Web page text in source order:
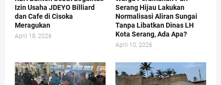
Izin Usaha JDEYO Billiard
dan Cafe di Cisoka
Meragukan
April 18, 2026
Serang Hijau Lakukan
Normalisasi Aliran Sungai
Tanpa Libatkan Dinas LH
Kota Serang, Ada Apa?
April 10, 2026